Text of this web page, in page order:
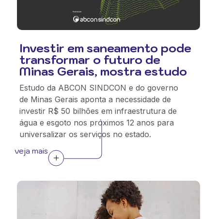
Investir em saneamento pode
transformar o futuro de
Minas Gerais, mostra estudo
Estudo da ABCON SINDCON e do governo
de Minas Gerais aponta a necessidade de
investir R$ 50 bilhões em infraestrutura de
água e esgoto nos próximos 12 anos para
universalizar os serviços no estado.
veja mais